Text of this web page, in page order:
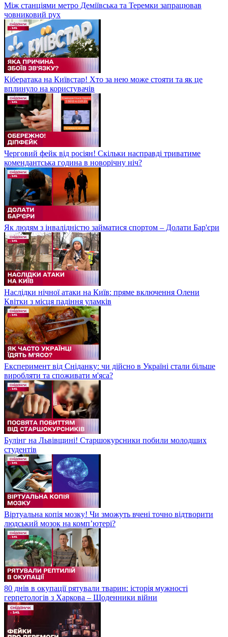
Між станціями метро Деміївська та Теремки запрацював
човниковий рух
Кібератака на Київстар! Хто за нею може стояти та як це
вплинуло на користувачів
Черговий фейк від росіян! Скільки насправді триватиме
комендантська година в новорічну ніч?
Як людям з інвалідністю займатися спортом – Долати Бар'єри
Наслідки нічної атаки на Київ: пряме включення Олени
Квітки з місця падіння уламків
Експеримент від Сніданку: чи дійсно в Україні стали більше
виробляти та споживати м'яса?
Булінг на Львівщині! Старшокурсники побили молодших
студентів
Віртуальна копія мозку! Чи зможуть вчені точно відтворити
людський мозок на компʼютері?
80 днів в окупації рятували тварин: історія мужності
герпетологів з Харкова – Щоденники війни